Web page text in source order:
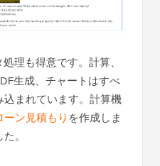
理も得意です。計算、
生成、チャートはすべ
まれています。計算機
ン見積もり を作成しま
。